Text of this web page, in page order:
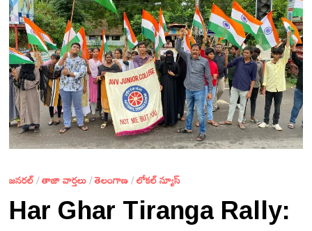
జనరల్/తాజా వార్తలు/తెలంగాణ/లోకల్ న్యూస్
Har Ghar Tiranga Rally: